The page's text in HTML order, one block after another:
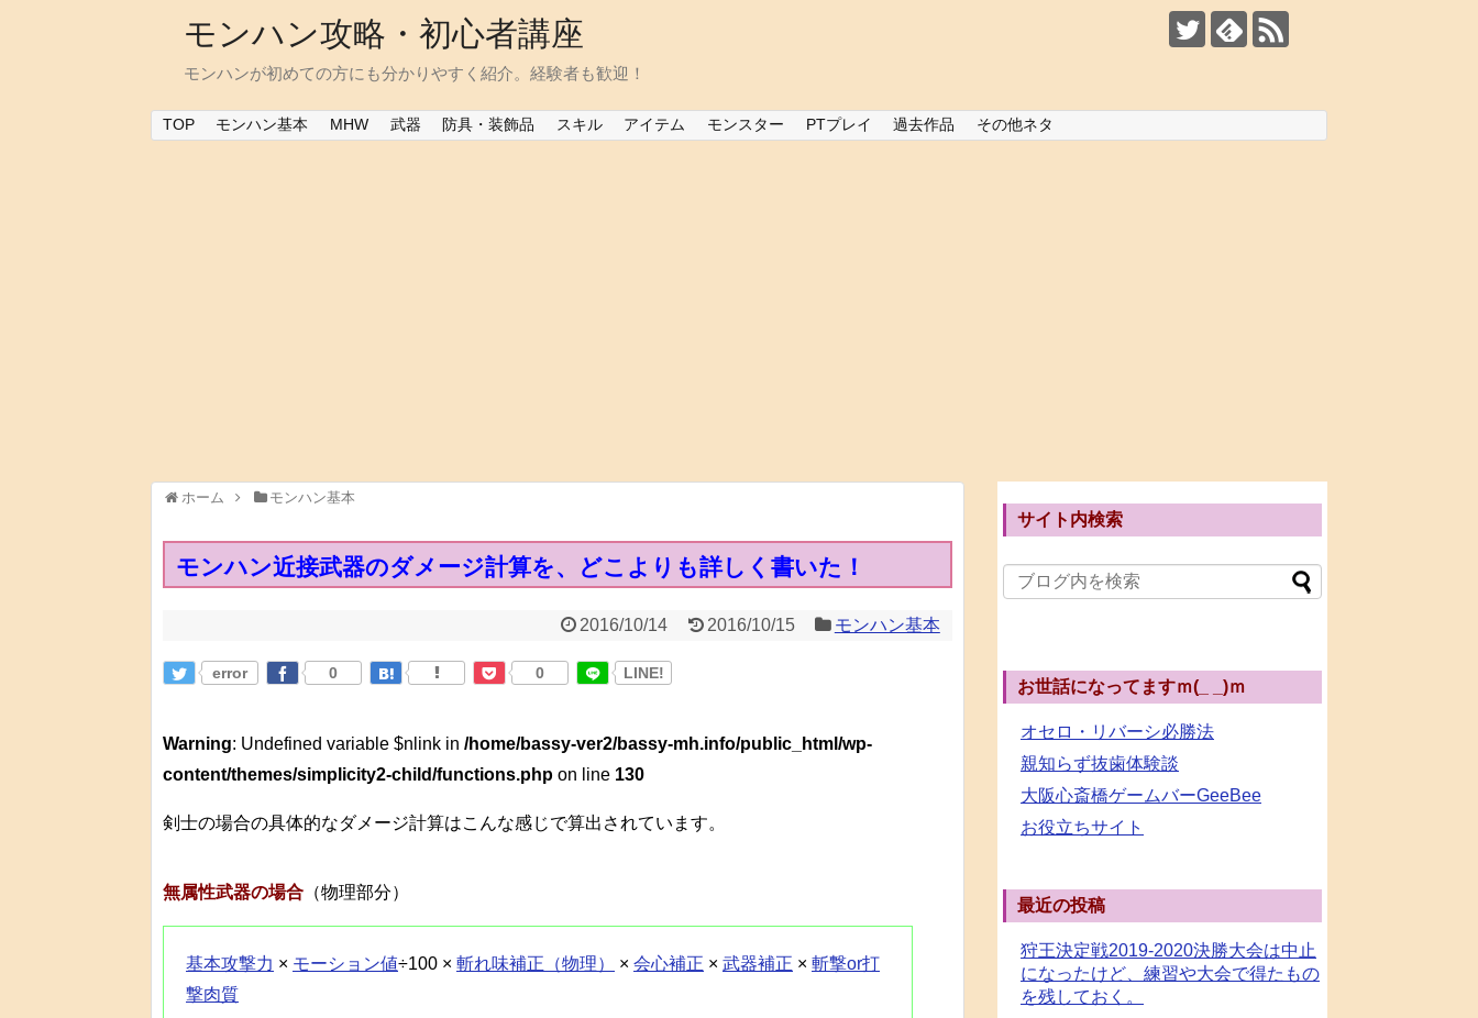
モンハン攻略・初心者講座
モンハンが初めての方にも分かりやすく紹介。経験者も歓迎！
TOP モンハン基本 MHW 武器 防具・装飾品 スキル アイテム モンスター PTプレイ 過去作品 その他ネタ
ホーム モンハン基本
モンハン近接武器のダメージ計算を、どこよりも詳しく書いた！
2016/10/14 2016/10/15 モンハン基本
error 0 0 LINE!
Warning: Undefined variable $nlink in /home/bassy-ver2/bassy-mh.info/public_html/wp-
content/themes/simplicity2-child/functions.php on line 130
剣士の場合の具体的なダメージ計算はこんな感じで算出されています。
無属性武器の場合 （物理部分）
基本攻撃力 × モーション値÷100 × 斬れ味補正（物理） × 会心補正 × 武器補正 × 斬撃or打
撃肉質
サイト内検索
お世話になってますｍ(_ _)ｍ
オセロ・リバーシ必勝法
親知らず抜歯体験談
大阪心斎橋ゲームバーGeeBee
お役立ちサイト
最近の投稿
狩王決定戦2019-2020決勝大会は中止
になったけど、練習や大会で得たもの
を残しておく。